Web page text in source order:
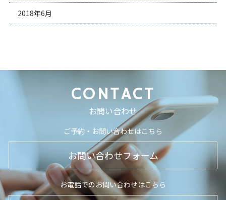
2018年6月
CONTACT
お問い合わせ
ご予約・お問い合わせはこちら
お問い合わせフォーム
お電話でのお問い合わせはこちら